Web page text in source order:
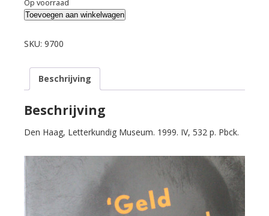
Op voorraad
Hilgersom
Geld
zal
er
nooit
Briefwisseling
Hoornik
A.A.M.
Stols
Toevoegen aan winkelwagen
SKU: 9700
Beschrijving
Beschrijving
Den Haag, Letterkundig Museum. 1999. IV, 532 p. Pbck.